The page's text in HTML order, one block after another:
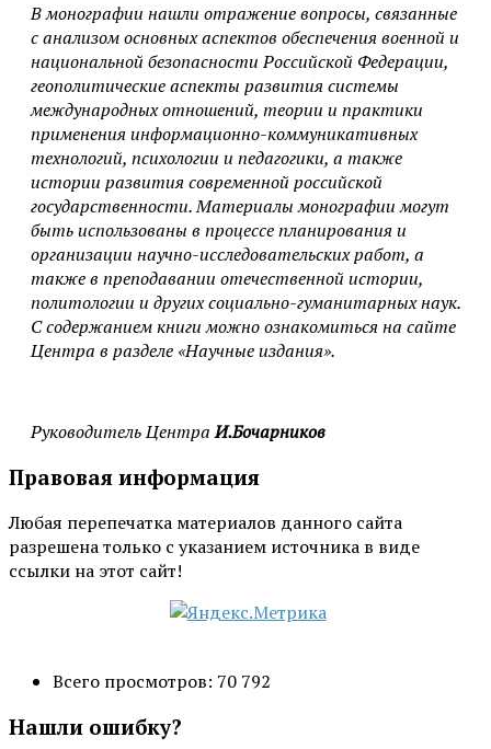
В монографии нашли отражение вопросы, связанные
с анализом основных аспектов обеспечения военной и
национальной безопасности Российской Федерации,
геополитические аспекты развития системы
международных отношений, теории и практики
применения информационно-коммуникативных
технологий, психологии и педагогики, а также
истории развития современной российской
государственности. Материалы монографии могут
быть использованы в процессе планирования и
организации научно-исследовательских работ, а
также в преподавании отечественной истории,
политологии и других социально-гуманитарных наук.
С содержанием книги можно ознакомиться на сайте
Центра в разделе «Научные издания».
Руководитель ЦентраИ.Бочарников
Правовая информация
Любая перепечатка материалов данного сайта
разрешена только с указанием источника в виде
ссылки на этот сайт!
Всего просмотров: 70 792
Нашли ошибку?